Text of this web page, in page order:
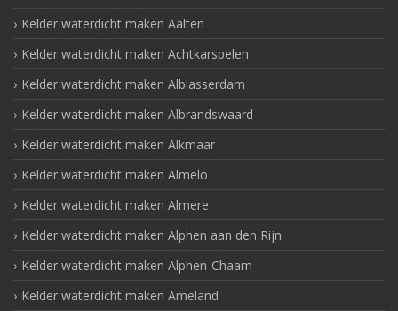
Kelder waterdicht maken Aalten
Kelder waterdicht maken Achtkarspelen
Kelder waterdicht maken Alblasserdam
Kelder waterdicht maken Albrandswaard
Kelder waterdicht maken Alkmaar
Kelder waterdicht maken Almelo
Kelder waterdicht maken Almere
Kelder waterdicht maken Alphen aan den Rijn
Kelder waterdicht maken Alphen-Chaam
Kelder waterdicht maken Ameland